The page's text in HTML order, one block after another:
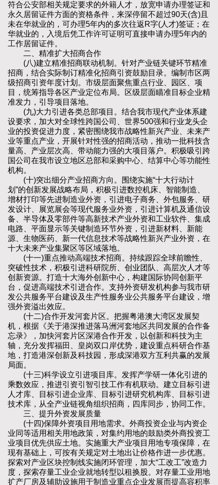
符合公安部相关规定要求的外籍人才，放宽申请办理签证和
永久居留证件方面的资格条件，来深停留不超过90天(含)且
未在华就业的，可办理5年内的多次往返R字(人才)签证；在
华就业的，入境后凭工作许可证明可直接申请办理5年内的
工作居留证件。
二、精准扩大招商合作
(八)建立精准招商联动机制。针对产业链关键环节精准
招商，结合实际制订精准化招商引资鼓励目录。编制市区两
级招商引资年度计划。市级层面聚焦重点行业、园区、项
目，统筹指导各区产业定位布局。区级层面瞄准目标企业精
准发力，引导项目落地。
(九)大力引进各类总部项目。结合我市现代产业体系建
设要求，加大对全球性跨国公司、世界500强和行业龙头企
业的投资促进力度，紧密围绕我市战略性新兴产业、未来产
业等重点产业，开展针对性强的招商活动，推动一批科技含
量高、产业层次高、带动能力强的大项目落户。积极吸引跨
国公司在我市设立地区总部和采购中心、结算中心等功能性
机构。
(十)突出细分产业招商方向。围绕实施“十大行动计
划”的创新发展战略布局，积极引进数控机床、智能制造、
增材打印等先进制造业外资，引进电子商务、外包服务、研
发设计、展览展会等现代服务业外资，引进计算机及通信设
备、半导体及零部件等高新技术产业外资和工业软件、集成
电路、平面显示等关键制造环节外资，引进新材料、新能
源、生物医药、新一代信息技术等战略性新兴产业外资，在
十大未来产业集聚区等区域落地。
(十一)重点推动高端技术招商。持续跟踪全球前瞻性、
突破性技术，积极引进科研院所、创业团队、高层次人才等
创新资源。打造十大海外创新中心，构建国际协同创新平
台，促进高端技术引进合作。支持外资研发机构参与我市研
发公共服务平台建设及生产性服务业公共服务平台建设，增
强外资溢出效应。
(十二)合作开发河套片区。把握粤港澳大湾区发展契
机，根据《关于港深推进落马洲河套地区共同发展的合作备
忘录》，加快河套片区深港合作开发，以创新和科技为主
轴，充分发挥福田、皇岗双口岸优势，建设重点科研合作基
地，打造港深创新及科技园，形成深港双方互利共赢的发展
局面。
(十三)科学设立引进项目库。发挥产学研一体化引进的
乘数效应，推进引资引智引技工作有机联动。建立目标引进
人才库、目标引进企业库、目标引进研究机构库、目标引进
技术库，从全产业链视角组织招商，四库同步，协同工作。
三、提升外资发展质量
(十四)保障外资项目用地需求。外商投资企业与内资企
业同等适用相关用地政策，对集约用地的鼓励类外商投资工
业项目优先供应土地。实施重大产业项目用地专项保障，在
现有基础上，可按有关规定对土地出让价格作进一步优惠。
探索对产业区块控制线实施闭环管理，加大“工改工”改造力
度，探索存量工业企业就地转型以租换股。对存量工业用地
扩产厂房及辅助设施用于制造业重点企业发展而提高容积率